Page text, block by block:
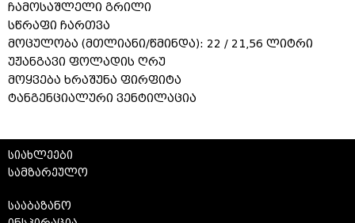
ჩამოსაშლელი გრილი
სწრაფი ჩართვა
მოცულობა (მთლიანი/წმინდა): 22 / 21,56 ლიტრი
უჟანგავი ფოლადის ღრუ
მოყვება ხრაშუნა ფირფიტა
ტანგენციალური ვენტილაცია
სიახლეები
სამზარეულო
სააბაზანო